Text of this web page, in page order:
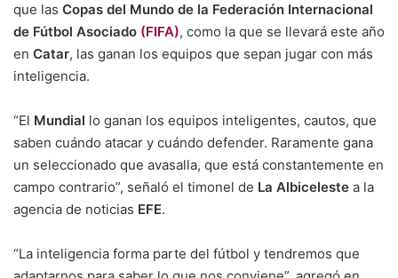
que las Copas del Mundo de la Federación Internacional
de Fútbol Asociado (FIFA), como la que se llevará este año
en Catar, las ganan los equipos que sepan jugar con más
inteligencia.
“El Mundial lo ganan los equipos inteligentes, cautos, que
saben cuándo atacar y cuándo defender. Raramente gana
un seleccionado que avasalla, que está constantemente en
campo contrario”, señaló el timonel de La Albiceleste a la
agencia de noticias EFE.
“La inteligencia forma parte del fútbol y tendremos que